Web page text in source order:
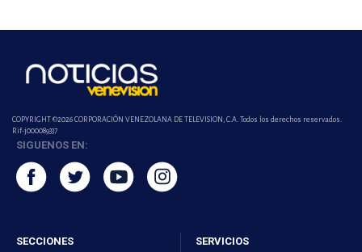
COPYRIGHT ©2026 CORPORACIÓN VENEZOLANA DE TELEVISION, C.A. Todos los derechos reservados.
Rif-j000089337
SIGUENOS EN:
SECCIONES SERVICIOS